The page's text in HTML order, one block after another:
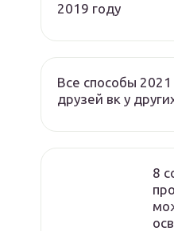
2019 году
Все способы
друзей вк у
8